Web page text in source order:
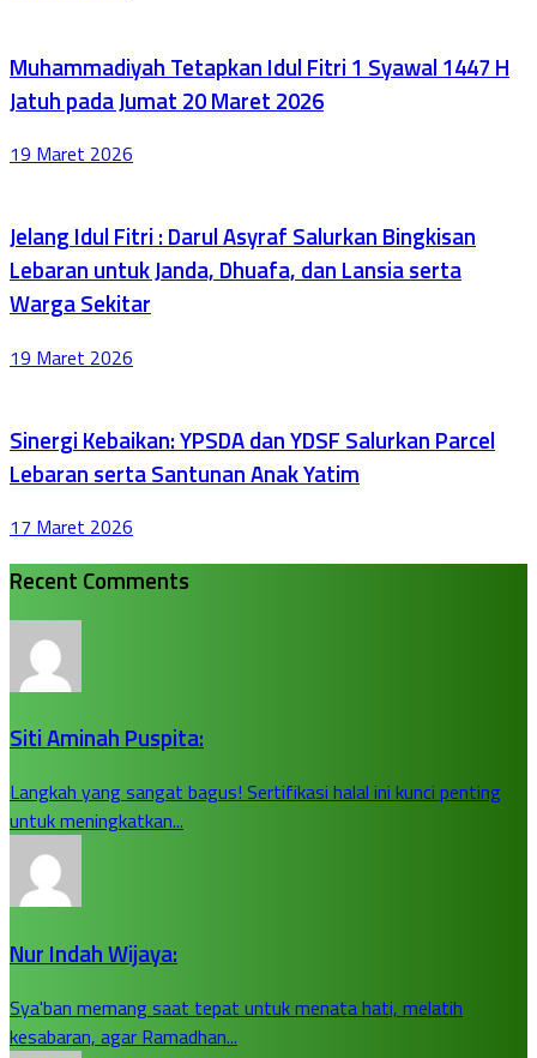
Muhammadiyah Tetapkan Idul Fitri 1 Syawal 1447 H
Jatuh pada Jumat 20 Maret 2026
19 Maret 2026
Jelang Idul Fitri : Darul Asyraf Salurkan Bingkisan
Lebaran untuk Janda, Dhuafa, dan Lansia serta
Warga Sekitar
19 Maret 2026
Sinergi Kebaikan: YPSDA dan YDSF Salurkan Parcel
Lebaran serta Santunan Anak Yatim
17 Maret 2026
Recent Comments
Siti Aminah Puspita:
Langkah yang sangat bagus! Sertifikasi halal ini kunci penting
untuk meningkatkan...
Nur Indah Wijaya:
Sya'ban memang saat tepat untuk menata hati, melatih
kesabaran, agar Ramadhan...